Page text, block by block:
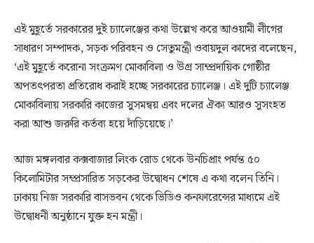
এই মুহূর্তে সরকারের দুই চ্যালেঞ্জের কথা উল্লেখ করে আওয়ামী লীগের
সাধারণ সম্পাদক, সড়ক পরিবহন ও সেতুমন্ত্রী ওবায়দুল কাদের বলেছেন,
‘এই মুহূর্তে করোনা সংক্রমণ মোকাবিলা ও উগ্র সাম্প্রদায়িক গোষ্ঠীর
অপতৎপরতা প্রতিরোধ করাই হচ্ছে সরকারের চ্যালেঞ্জ। এই দুটি চ্যালেঞ্জ
মোকাবিলায় সরকারি কাজের সুসমন্বয় এবং দলের ঐক্য আরও সুসংহত
করা আশু জরুরি কর্তব্য হয়ে দাঁড়িয়েছে।’
আজ মঙ্গলবার কক্সবাজার লিংক রোড থেকে উনচিপ্রাং পর্যন্ত ৫০
কিলোমিটার সম্প্রসারিত সড়কের উদ্বোধন শেষে এ কথা বলেন তিনি।
ঢাকায় নিজ সরকারি বাসভবন থেকে ভিডিও কনফারেন্সের মাধ্যমে এই
উদ্বোধনী অনুষ্ঠানে যুক্ত হন মন্ত্রী।